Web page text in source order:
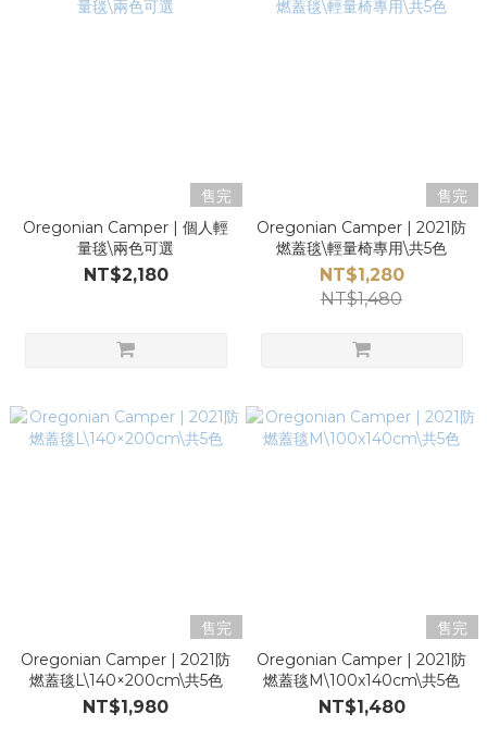
售完
Oregonian Camper | 個人輕
量毯\兩色可選
NT$2,180
售完
Oregonian Camper | 2021防
燃蓋毯\輕量椅專用\共5色
NT$1,280
NT$1,480
售完
Oregonian Camper | 2021防
燃蓋毯L\140×200cm\共5色
NT$1,980
售完
Oregonian Camper | 2021防
燃蓋毯M\100x140cm\共5色
NT$1,480